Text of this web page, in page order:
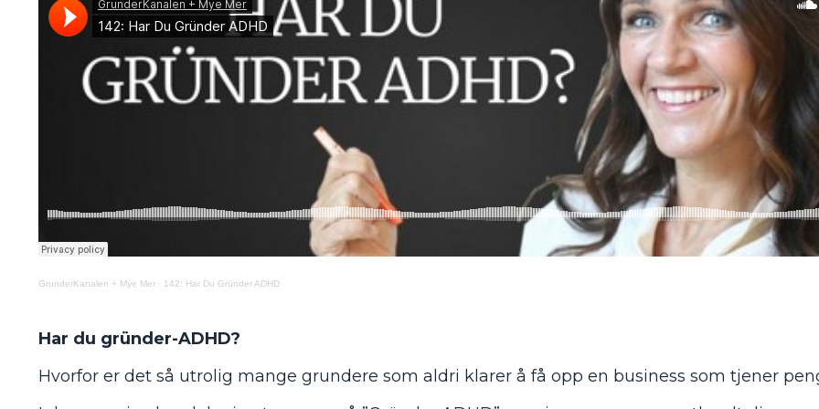
GrunderKanalen + Mye Mer · 142: Har Du Gründer ADHD
Har du gründer-ADHD?
Hvorfor er det så utrolig mange grundere som aldri klarer å få opp en business som tjener